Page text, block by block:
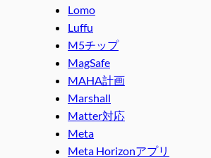
Lomo
Luffu
M5チップ
MagSafe
MAHA計画
Marshall
Matter対応
Meta
Meta Horizonアプリ